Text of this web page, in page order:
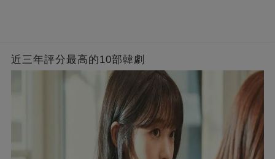
近三年評分最高的10部韓劇